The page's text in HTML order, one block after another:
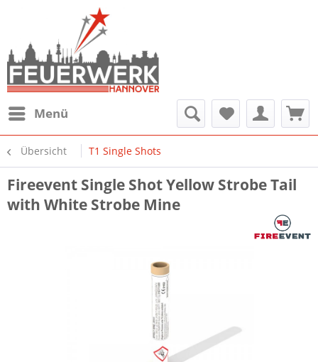
Menü
Übersicht T1 Single Shots
Fireevent Single Shot Yellow Strobe Tail
with White Strobe Mine